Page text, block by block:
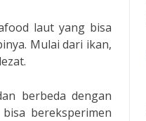
laut yang bisa
Mulai dari ikan,
berbeda dengan
bereksperimen